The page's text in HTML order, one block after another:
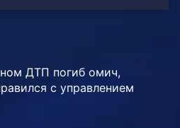
ДТП погиб омич,
с управлением